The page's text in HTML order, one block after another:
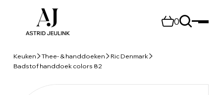
0
Keuken Thee- & handdoeken
Ric Denmark
Badstof handdoek colors 82